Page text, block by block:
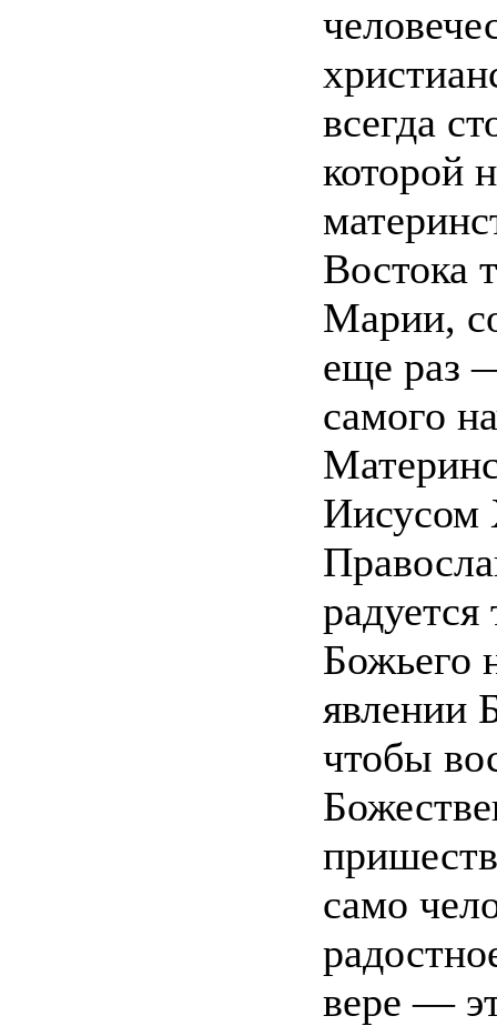
всегда
которой
Востока
Марии,
еще раз
самого
Иисусом
Божьего
явлении
чтобы
само
вере —